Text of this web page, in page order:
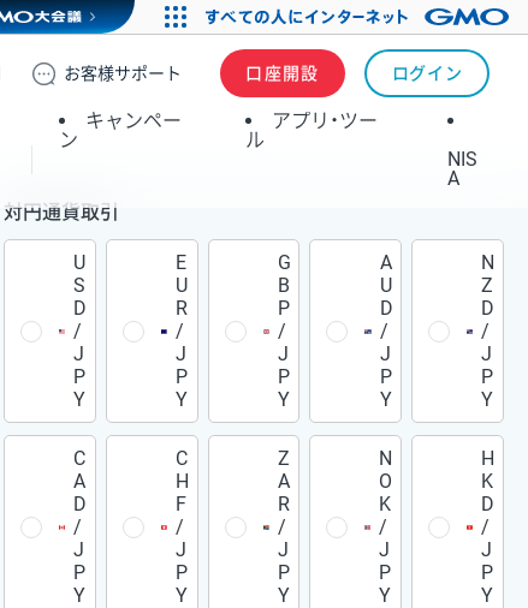
お客様サポート 口座開設 ログイン
キャンペー
ン
アプリ・ツー
ル
NIS
A
対円通貨取引
U
S
D
/
J
P
Y
E
U
R
/
J
P
Y
G
B
P
/
J
P
Y
A
U
D
/
J
P
Y
N
Z
D
/
J
P
Y
C
A
D
/
J
P
Y
C
H
F
/
J
P
Y
Z
A
R
/
J
P
Y
N
O
K
/
J
P
Y
H
K
D
/
J
P
Y